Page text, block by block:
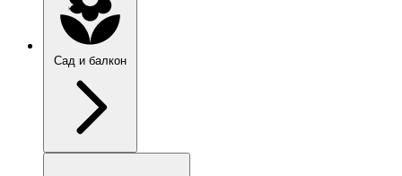
Сад и балкон